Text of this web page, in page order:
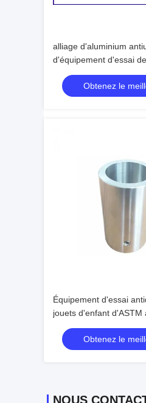
alliage d'aluminium
d'équipement d'essai
étanche à l'humidité
Obtenez le
Équipement d'essai
jouets d'enfant d'ASTM
Obtenez le
NOUS